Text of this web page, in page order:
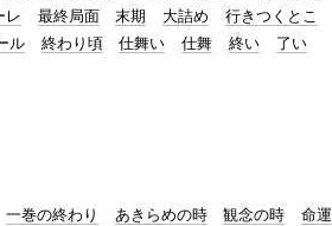
レ 最終局面 末期 大詰め
行きつくとこ
ル 終わり頃 仕舞い 仕舞 終い
了い
一巻の終わり あきらめの時 観念の時
命運